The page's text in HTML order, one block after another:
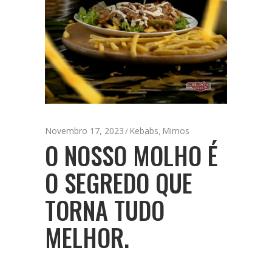
Novembro 17, 2023 Kebabs, Mimos
O NOSSO MOLHO É
O SEGREDO QUE
TORNA TUDO
MELHOR.